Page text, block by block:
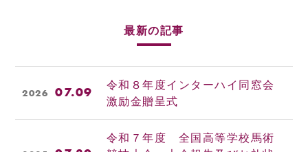
最新の記事
2026 07.09
令和８年度インターハイ同窓会
激励金贈呈式
令和７年度 全国高等学校馬術